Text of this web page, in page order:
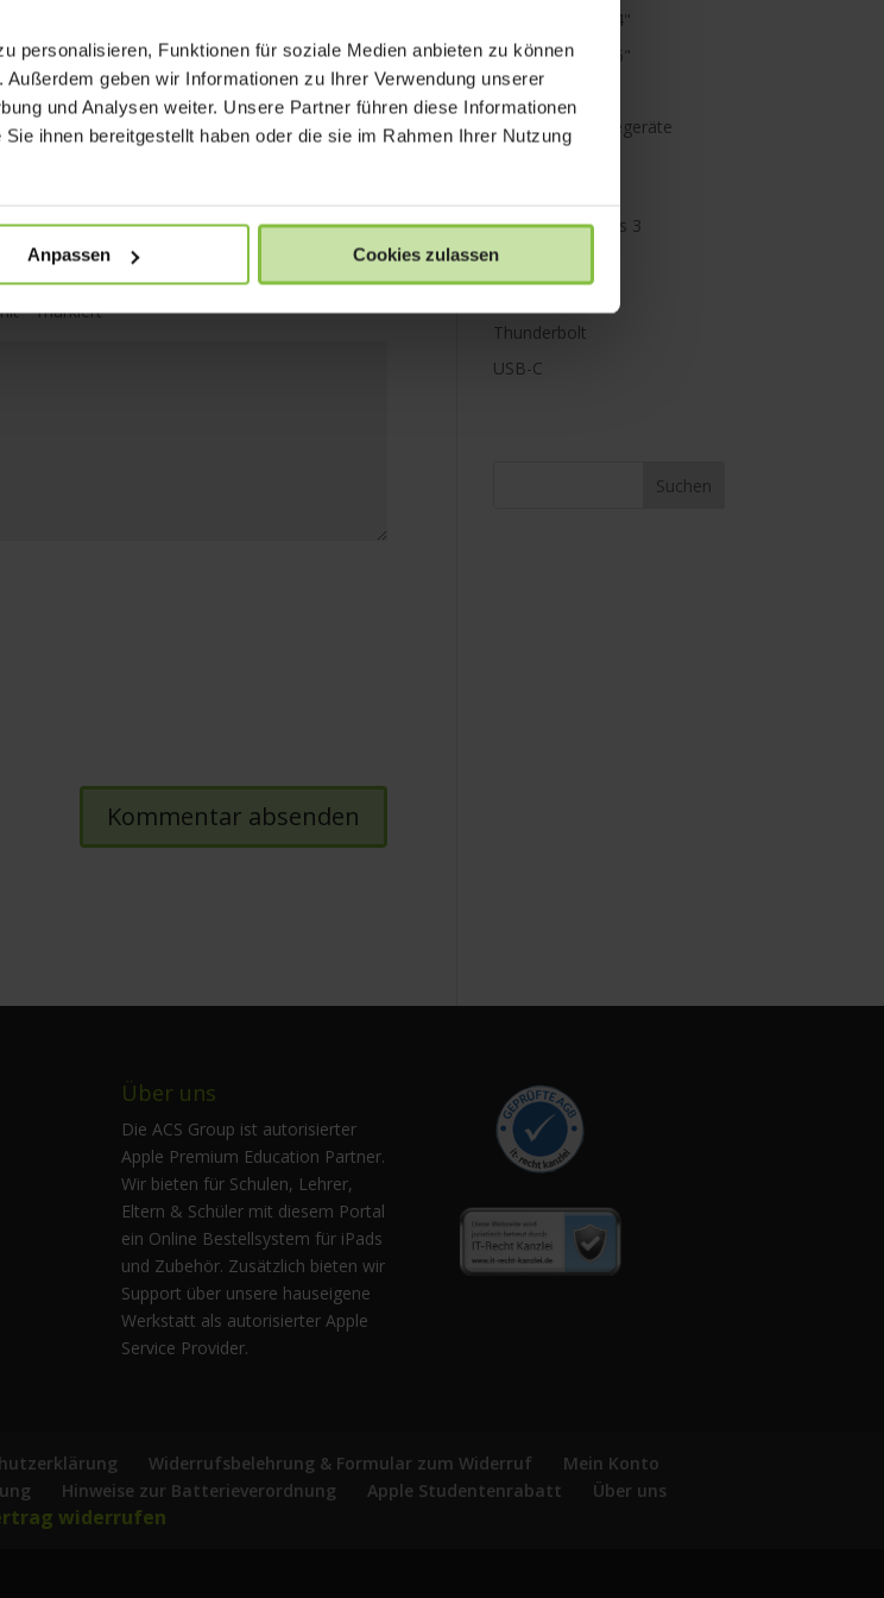
personalisieren, Funktionen für soziale Medien anbieten zu können
geben wir Informationen zu Ihrer Verwendung unserer
und Analysen weiter. Unsere Partner führen diese Informationen
ihnen bereitgestellt haben oder die sie im Rahmen Ihrer Nutzung
Anpassen Cookies zulassen
*markiert
MacBook Pro 14"
MacBook Pro 16"
Mini Displayport
Netzteile & Ladegeräte
PowerBank
Promise Pegasus 3
Schutz
Thunderbolt
USB-C
Über uns
Die ACS Group ist autorisierter
Apple Premium Education Partner.
Wir bieten für Schulen, Lehrer,
Eltern & Schüler mit diesem Portal
ein Online Bestellsystem für iPads
und Zubehör. Zusätzlich bieten wir
Support über unsere hauseigene
Werkstatt als autorisierter Apple
Service Provider.
Widerrufsbelehrung & Formular zum Widerruf
Mein Konto
Hinweise zur Batterieverordnung Apple Studentenrabatt Über uns
widerrufen